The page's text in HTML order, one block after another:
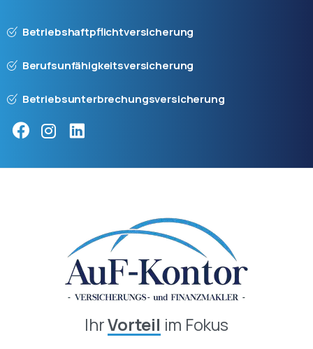
Betriebshaftpflichtversicherung
Berufsunfähigkeitsversicherung
Betriebsunterbrechungsversicherung
IhrVorteil im Fokus